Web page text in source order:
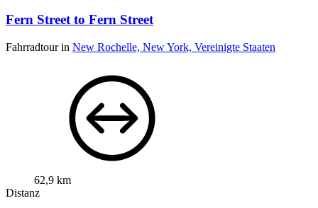
Fern Street to Fern Street
Fahrradtour in New Rochelle, New York, Vereinigte Staaten
62,9 km
Distanz